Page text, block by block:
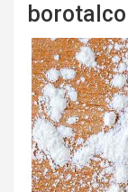
borotalco